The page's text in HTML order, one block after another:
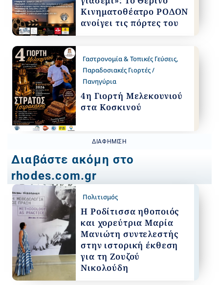
Κινηματοθέατρο ΡΟΔΟΝ
ανοίγει τις πόρτες του
Γαστρονομία & Τοπικές Γεύσεις,
Παραδοσιακές Γιορτές /
Πανηγύρια
4η Γιορτή Μελεκουνιού
στα Κοσκινού
ΔΙΑΦΉΜΙΣΗ
Διαβάστε ακόμη στο
rhodes.com.gr
Πολιτισμός
Η Ροδίτισσα ηθοποιός
και χορεύτρια Μαρία
Μανιώτη συντελεστής
στην ιστορική έκθεση
για τη Ζουζού
Νικολούδη